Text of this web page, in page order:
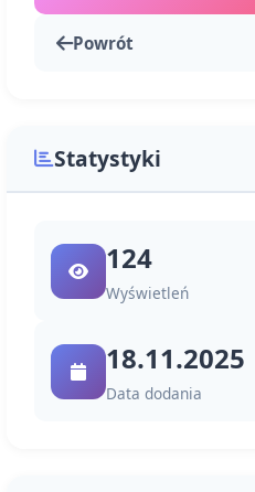
Powrót
Statystyki
124
Wyświetleń
18.11.2025
Data dodania